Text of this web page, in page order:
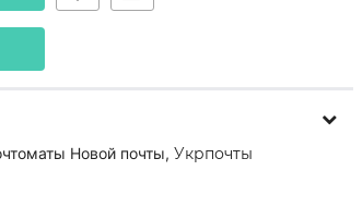
Новой почты, Укрпочты